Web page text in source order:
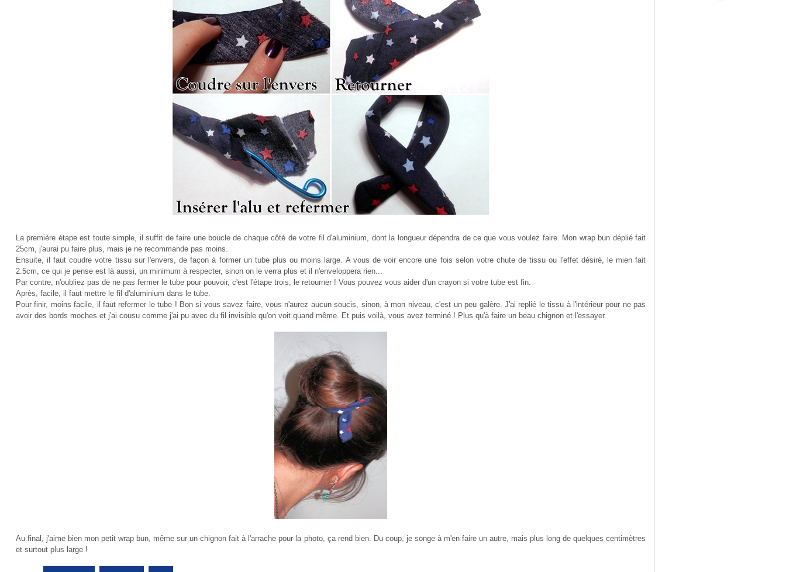
La première étape est toute simple, il suffit de faire une boucle de chaque côté de votre fil d'aluminium, dont la longueur dépendra de ce que vous voulez faire. Mon wrap bun déplié fait
25cm, j'aurai pu faire plus, mais je ne recommande pas moins.
Ensuite, il faut coudre votre tissu sur l'envers, de façon à former un tube plus ou moins large. A vous de voir encore une fois selon votre chute de tissu ou l'effet désiré, le mien fait
2.5cm, ce qui je pense est là aussi, un minimum à respecter, sinon on le verra plus et il n'enveloppera rien...
Par contre, n'oubliez pas de ne pas fermer le tube pour pouvoir, c'est l'étape trois, le retourner ! Vous pouvez vous aider d'un crayon si votre tube est fin.
Après, facile, il faut mettre le fil d'aluminium dans le tube.
Pour finir, moins facile, il faut refermer le tube ! Bon si vous savez faire, vous n'aurez aucun soucis, sinon, à mon niveau, c'est un peu galère. J'ai replié le tissu à l'intérieur pour ne pas
avoir des bords moches et j'ai cousu comme j'ai pu avec du fil invisible qu'on voit quand même. Et puis voilà, vous avez terminé ! Plus qu'à faire un beau chignon et l'essayer.
Au final, j'aime bien mon petit wrap bun, même sur un chignon fait à l'arrache pour la photo, ça rend bien. Du coup, je songe à m'en faire un autre, mais plus long de quelques centimètres
et surtout plus large !